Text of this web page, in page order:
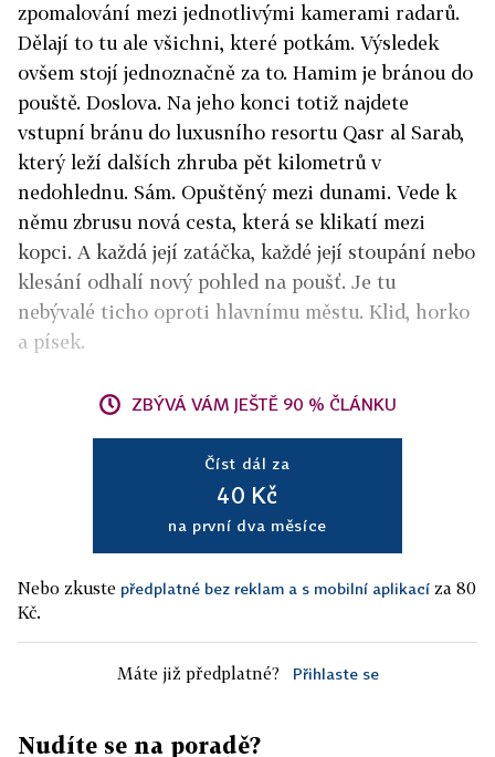
zpomalování mezi jednotlivými kamerami radarů.
Dělají to tu ale všichni, které potkám. Výsledek
ovšem stojí jednoznačně za to. Hamim je bránou do
pouště. Doslova. Na jeho konci totiž najdete
vstupní bránu do luxusního resortu Qasr al Sarab,
který leží dalších zhruba pět kilometrů v
nedohlednu. Sám. Opuštěný mezi dunami. Vede k
němu zbrusu nová cesta, která se klikatí mezi
kopci. A každá její zatáčka, každé její stoupání nebo
klesání odhalí nový pohled na poušť. Je tu
nebývalé ticho oproti hlavnímu městu. Klid, horko
a písek.
ZBÝVÁ VÁM JEŠTĚ 90 % ČLÁNKU
Číst dál za
40 Kč
na první dva měsíce
Nebo zkuste předplatné bez reklam a s mobilní aplikací za 80
Kč.
Máte již předplatné? Přihlaste se
Nudíte se na poradě?